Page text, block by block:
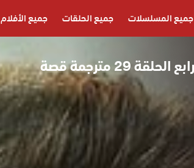
جميع المسلسلات جميع الحلقات جميع الأفلام
مسلسل الحفرة الموسم الرابع الحلقة 29 مترجمة قصة